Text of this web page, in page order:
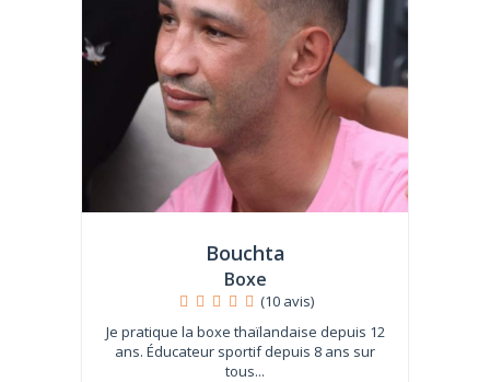
Bouchta
Boxe
(10 avis)
Je pratique la boxe thaïlandaise depuis 12
ans. Éducateur sportif depuis 8 ans sur
tous...